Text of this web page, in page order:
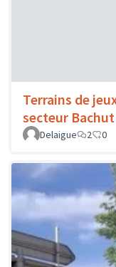
Terrains de
secteur
Delaigue
2 0